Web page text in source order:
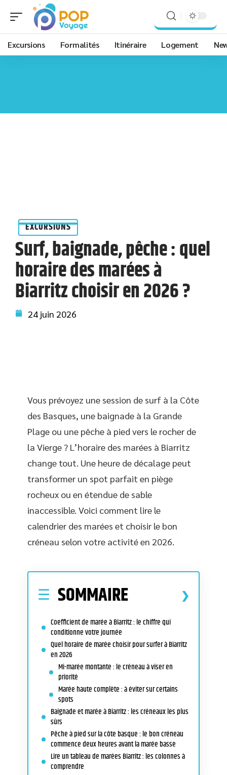
Excursions Formalités Itinéraire Logement
EXCURSIONS
Surf, baignade, pêche : quel
horaire des marées à
Biarritz choisir en 2026 ?
24 juin 2026
Vous prévoyez une session de surf à la Côte
des Basques, une baignade à la Grande
Plage ou une pêche à pied vers le rocher de
la Vierge ? L’horaire des marées à Biarritz
change tout. Une heure de décalage peut
transformer un spot parfait en piège
rocheux ou en étendue de sable
inaccessible. Voici comment lire le
calendrier des marées et choisir le bon
créneau selon votre activité en 2026.
SOMMAIRE
Coefficient de marée à Biarritz : le chiffre qui
conditionne votre journée
Quel horaire de marée choisir pour surfer à Biarritz
en 2026
Mi-marée montante : le créneau à viser en
priorité
Marée haute complète : à éviter sur certains
spots
Baignade et marée à Biarritz : les créneaux les plus
sûrs
Pêche à pied sur la côte basque : le bon créneau
commence deux heures avant la marée basse
Lire un tableau de marées Biarritz : les colonnes à
comprendre